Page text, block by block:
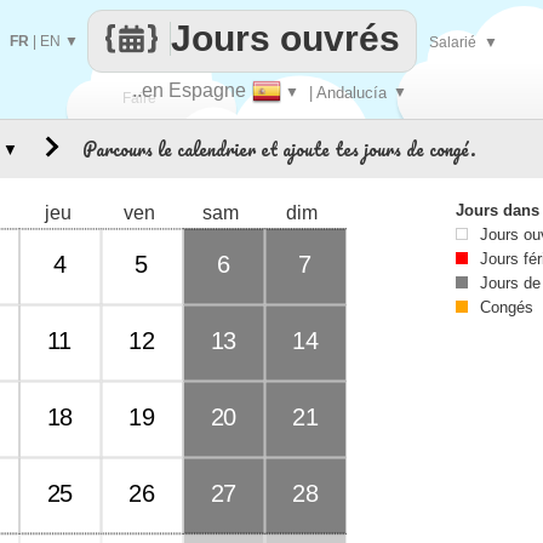
Faire
..en Espagne ▼ | Andalucía ▼
Jours ouvrés
FR EN ▼ Salarié ▼
Parcours le calendrier et ajoute tes jours de congé.
jeu ven sam dim
4 5 6 7
11 12 13 14
18 19 20 21
25 26 27 28
▼
Jours
Jours
Jours
Jours
Congés